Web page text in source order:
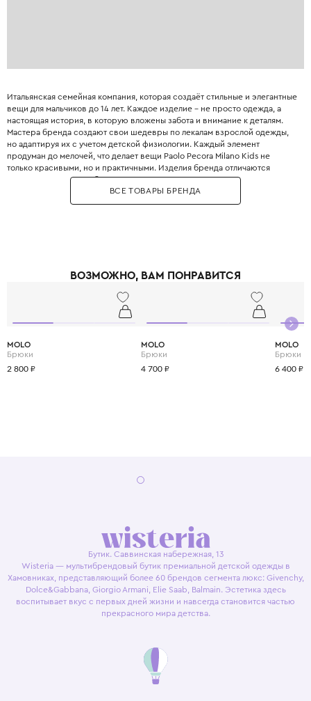
Итальянская семейная компания, которая создаёт стильные и элегантные
вещи для мальчиков до 14 лет. Каждое изделие – не просто одежда, а
настоящая история, в которую вложены забота и внимание к деталям.
Мастера бренда создают свои шедевры по лекалам взрослой одежды,
но адаптируя их с учетом детской физиологии. Каждый элемент
продуман до мелочей, что делает вещи Paolo Pecora Milano Kids не
только красивыми, но и практичными. Изделия бренда отличаются
высоким качеством и безупречным кроем. Бренд использует только
натуральные материалы – мягкий хлопок, нежное бамбуковое волокно,
тёплую шерсть мериноса и эластичный полиэстер, чтобы каждая вещь
ВСЕ ТОВАРЫ БРЕНДА
ВОЗМОЖНО, ВАМ ПОНРАВИТСЯ
MOLO
Брюки
2 800 ₽
MOLO
Брюки
4 700 ₽
MOLO
Брюки
6 400 ₽
Бутик. Саввинская набережная, 13
Wisteria — мультибрендовый бутик премиальной детской одежды в
Хамовниках, представляющий более 60 брендов сегмента люкс: Givenchy,
Dolce&Gabbana, Giorgio Armani, Elie Saab, Balmain. Эстетика здесь
воспитывает вкус с первых дней жизни и навсегда становится частью
прекрасного мира детства.